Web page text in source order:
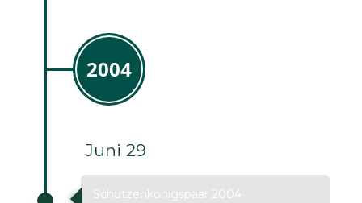
2004
Juni 29
Schützenkönigspaar 2004